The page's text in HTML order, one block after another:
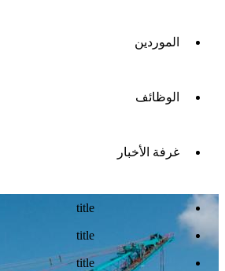
الموردين
الوظائف
غرفة الأخبار
title
title
title